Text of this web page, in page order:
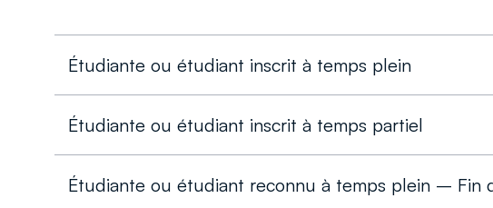
Étudiante ou étudiant inscrit à temps plein
Étudiante ou étudiant inscrit à temps partiel
Étudiante ou étudiant reconnu à temps plein – Fin